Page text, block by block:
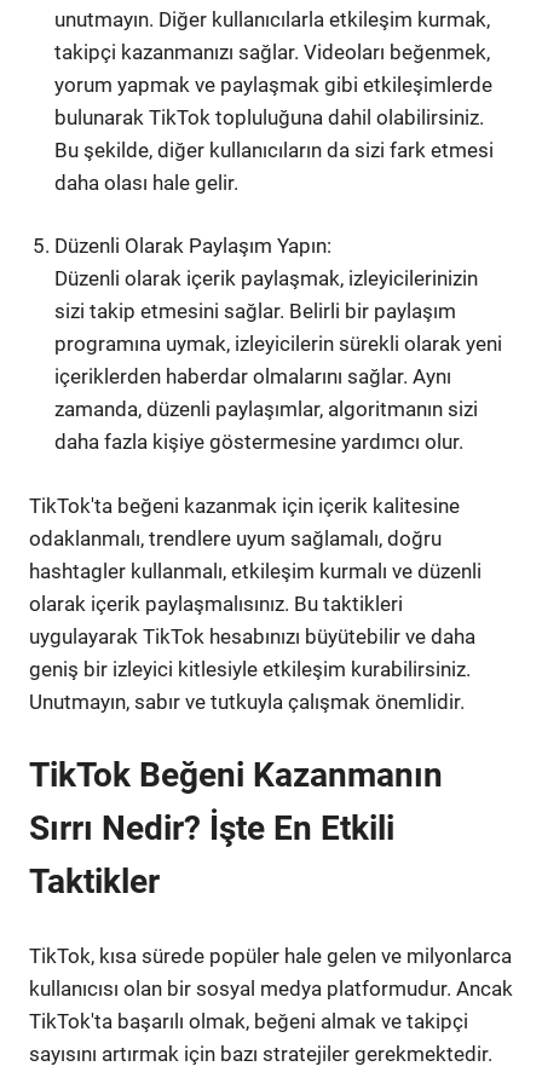
unutmayın. Diğer kullanıcılarla etkileşim kurmak,
takipçi kazanmanızı sağlar. Videoları beğenmek,
yorum yapmak ve paylaşmak gibi etkileşimlerde
bulunarak TikTok topluluğuna dahil olabilirsiniz.
Bu şekilde, diğer kullanıcıların da sizi fark etmesi
daha olası hale gelir.
Düzenli Olarak Paylaşım Yapın:
Düzenli olarak içerik paylaşmak, izleyicilerinizin
sizi takip etmesini sağlar. Belirli bir paylaşım
programına uymak, izleyicilerin sürekli olarak yeni
içeriklerden haberdar olmalarını sağlar. Aynı
zamanda, düzenli paylaşımlar, algoritmanın sizi
daha fazla kişiye göstermesine yardımcı olur.
TikTok'ta beğeni kazanmak için içerik kalitesine
odaklanmalı, trendlere uyum sağlamalı, doğru
hashtagler kullanmalı, etkileşim kurmalı ve düzenli
olarak içerik paylaşmalısınız. Bu taktikleri
uygulayarak TikTok hesabınızı büyütebilir ve daha
geniş bir izleyici kitlesiyle etkileşim kurabilirsiniz.
Unutmayın, sabır ve tutkuyla çalışmak önemlidir.
TikTok Beğeni Kazanmanın
Sırrı Nedir? İşte En Etkili
Taktikler
TikTok, kısa sürede popüler hale gelen ve milyonlarca
kullanıcısı olan bir sosyal medya platformudur. Ancak
TikTok'ta başarılı olmak, beğeni almak ve takipçi
sayısını artırmak için bazı stratejiler gerekmektedir.